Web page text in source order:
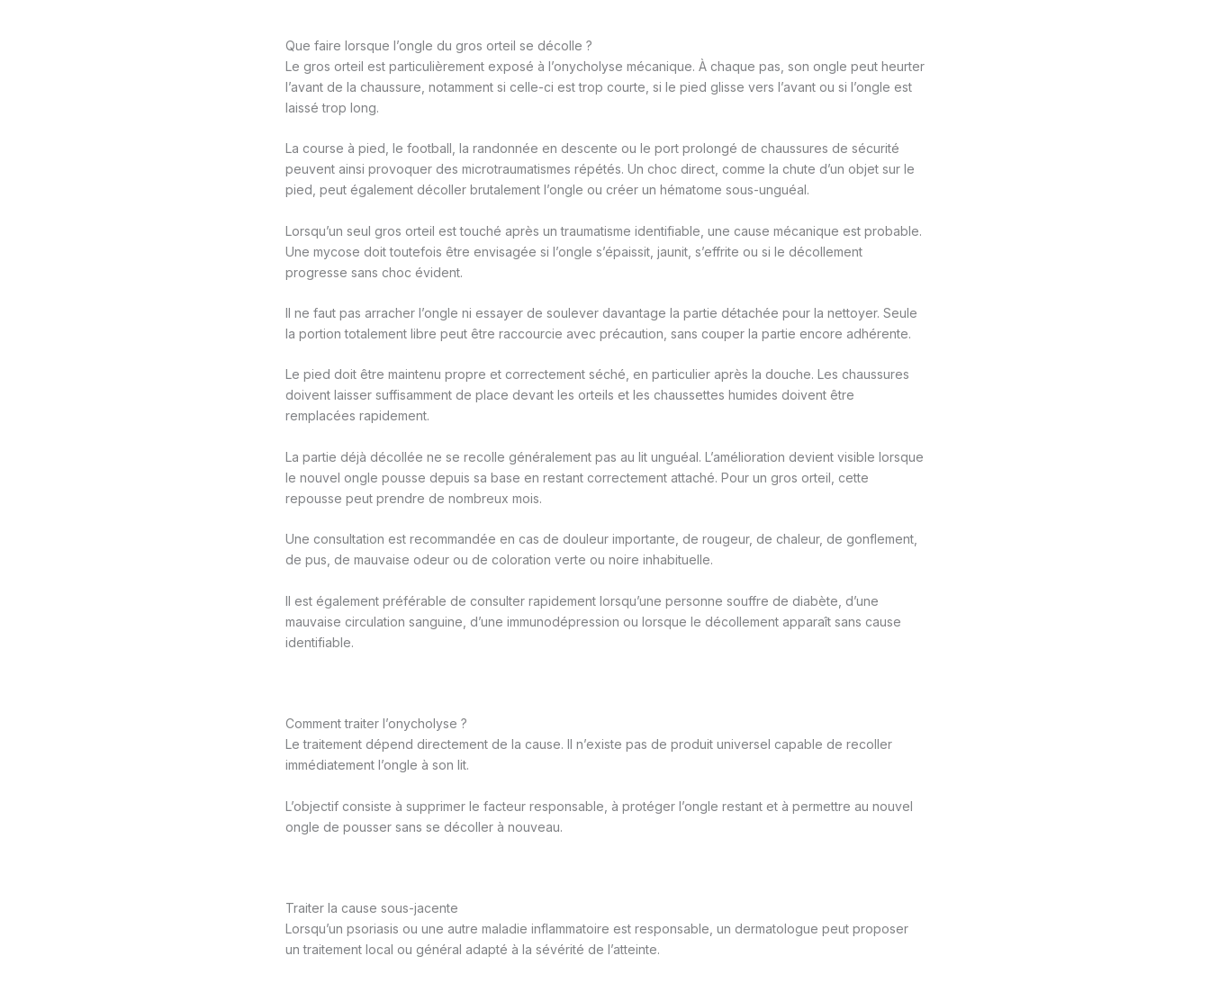
Que faire lorsque l’ongle du gros orteil se décolle ?
Le gros orteil est particulièrement exposé à l’onycholyse mécanique. À chaque pas, son ongle peut heurter
l’avant de la chaussure, notamment si celle-ci est trop courte, si le pied glisse vers l’avant ou si l’ongle est
laissé trop long.
La course à pied, le football, la randonnée en descente ou le port prolongé de chaussures de sécurité
peuvent ainsi provoquer des microtraumatismes répétés. Un choc direct, comme la chute d’un objet sur le
pied, peut également décoller brutalement l’ongle ou créer un hématome sous-unguéal.
Lorsqu’un seul gros orteil est touché après un traumatisme identifiable, une cause mécanique est probable.
Une mycose doit toutefois être envisagée si l’ongle s’épaissit, jaunit, s’effrite ou si le décollement
progresse sans choc évident.
Il ne faut pas arracher l’ongle ni essayer de soulever davantage la partie détachée pour la nettoyer. Seule
la portion totalement libre peut être raccourcie avec précaution, sans couper la partie encore adhérente.
Le pied doit être maintenu propre et correctement séché, en particulier après la douche. Les chaussures
doivent laisser suffisamment de place devant les orteils et les chaussettes humides doivent être
remplacées rapidement.
La partie déjà décollée ne se recolle généralement pas au lit unguéal. L’amélioration devient visible lorsque
le nouvel ongle pousse depuis sa base en restant correctement attaché. Pour un gros orteil, cette
repousse peut prendre de nombreux mois.
Une consultation est recommandée en cas de douleur importante, de rougeur, de chaleur, de gonflement,
de pus, de mauvaise odeur ou de coloration verte ou noire inhabituelle.
Il est également préférable de consulter rapidement lorsqu’une personne souffre de diabète, d’une
mauvaise circulation sanguine, d’une immunodépression ou lorsque le décollement apparaît sans cause
identifiable.
Comment traiter l’onycholyse ?
Le traitement dépend directement de la cause. Il n’existe pas de produit universel capable de recoller
immédiatement l’ongle à son lit.
L’objectif consiste à supprimer le facteur responsable, à protéger l’ongle restant et à permettre au nouvel
ongle de pousser sans se décoller à nouveau.
Traiter la cause sous-jacente
Lorsqu’un psoriasis ou une autre maladie inflammatoire est responsable, un dermatologue peut proposer
un traitement local ou général adapté à la sévérité de l’atteinte.